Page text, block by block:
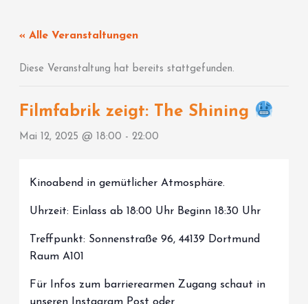
springen« Alle Veranstaltungen
Diese Veranstaltung hat bereits stattgefunden.
Filmfabrik zeigt: The Shining
Mai 12, 2025 @ 18:00 -22:00
Kinoabend in gemütlicher Atmosphäre.
Uhrzeit: Einlass ab 18:00 Uhr Beginn 18:30 Uhr
Treffpunkt: Sonnenstraße 96, 44139 Dortmund
Raum A101
Für Infos zum barrierearmen Zugang schaut in
unseren Instagram Post oder